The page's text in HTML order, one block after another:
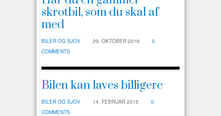
skrotbil, som du skal af
med
BILER OG SJOV 29. OKTOBER 2016
0
COMMENTS
Bilen kan laves billigere
BILER OG SJOV 14. FEBRUAR 2015
0
COMMENTS